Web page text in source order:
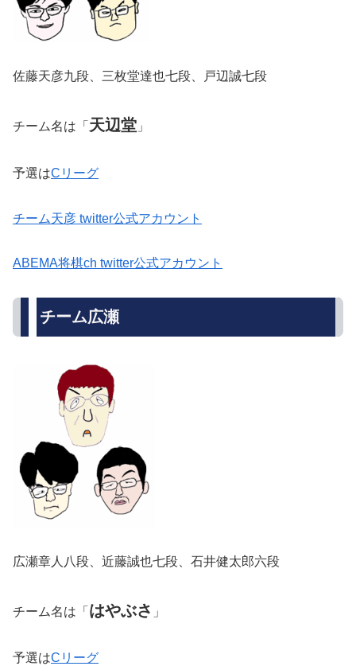
佐藤天彦九段、三枚堂達也七段、戸辺誠七段
チーム名は「 天辺堂 」
予選はCリーグ
チーム天彦 twitter公式アカウント
ABEMA将棋ch twitter公式アカウント
チーム広瀬
広瀬章人八段、近藤誠也七段、石井健太郎六段
チーム名は「 はやぶさ 」
予選はCリーグ